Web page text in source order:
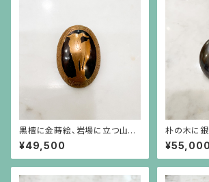
黒檀に金蒔絵、岩場に立つ山羊
とアーカンサス模様のフレーム
のブローチ（小）
¥49,500
朴の木に
¥55,000